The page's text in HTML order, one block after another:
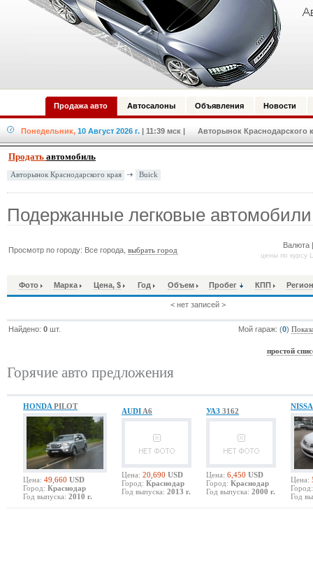
Продажа авто Автосалоны Объявления Новости
Понедельник, 10 Август 2026 г. | 11:39 мск | Авторынок Краснодарского
Продать автомобиль
Авторынок Краснодарского края Buick
Подержанные легковые
Просмотр по городу: Все города,выбрать город
Валюта
цены по
Фото Марка Цена, $ Год Объем Пробег КПП
< нет записей >
Найдено:0 шт. Мой гараж: (0)
простой
Горячие авто предложения
HONDA PILOT
Цена: 49,660 USD
Город: Краснодар
Год выпуска: 2010 г.
AUDI A6
Цена: 20,690 USD
Город: Краснодар
Год выпуска: 2013 г.
УАЗ 3162
Цена: 6,450 USD
Город: Краснодар
Год выпуска: 2000 г.
Цена:
Город:
Год